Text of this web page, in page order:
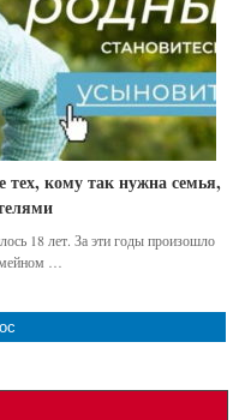
тех, кому так нужна семья,
18 лет. За эти годы произошло
…